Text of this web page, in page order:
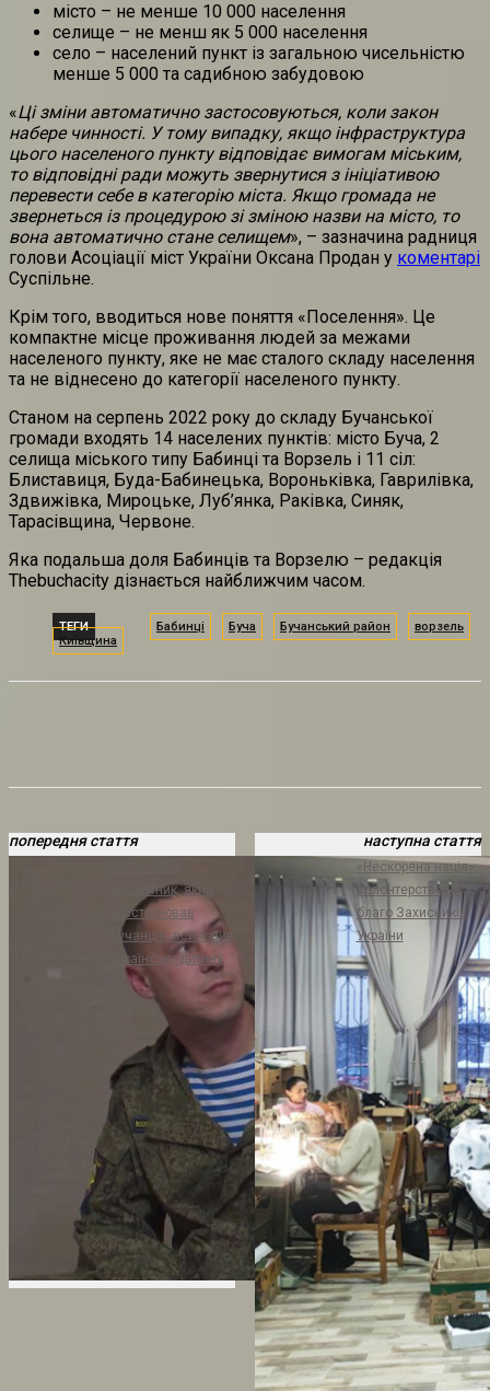
місто – не менше 10 000 населення
селище – не менш як 5 000 населення
село – населений пункт із загальною чисельністю
менше 5 000 та садибною забудовою
«Ці зміни автоматично застосовуються, коли закон
набере чинності. У тому випадку, якщо інфраструктура
цього населеного пункту відповідає вимогам міським,
то відповідні ради можуть звернутися з ініціативою
перевести себе в категорію міста. Якщо громада не
звернеться із процедурою зі зміною назви на місто, то
вона автоматично стане селищем», – зазначина радниця
голови Асоціації міст України Оксана Продан у коментарі
Суспільне.
Крім того, вводиться нове поняття «Поселення». Це
компактне місце проживання людей за межами
населеного пункту, яке не має сталого складу населення
та не віднесено до категорії населеного пункту.
Станом на серпень 2022 року до складу Бучанської
громади входять 14 населених пунктів: місто Буча, 2
селища міського типу Бабинці та Ворзель і 11 сіл:
Блиставиця, Буда-Бабинецька, Вороньківка, Гаврилівка,
Здвижівка, Мироцьке, Луб’янка, Раківка, Синяк,
Тарасівщина, Червоне.
Яка подальша доля Бабинців та Ворзелю – редакція
Thebuchacity дізнається найближчим часом.
ТЕГИ Бабинці Буча Бучанський район
ворзель
Київщина
попередня стаття
десантник, який
розстрілював
бучанців, всиновив
українську дитину
наступна стаття
«Нескорена нація»:
волонтерство на
благо Захисників
України